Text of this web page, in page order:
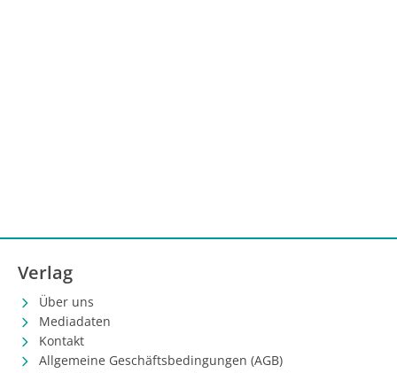
Verlag
Über uns
Mediadaten
Kontakt
Allgemeine Geschäftsbedingungen (AGB)